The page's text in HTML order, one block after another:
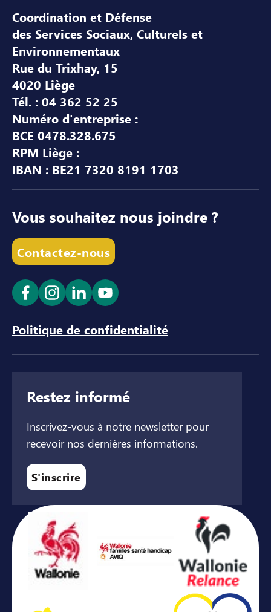
Coordination et Défense
des Services Sociaux, Culturels et
Environnementaux
Rue du Trixhay, 15
4020 Liège
Tél. : 04 362 52 25
Numéro d'entreprise :
BCE 0478.328.675
RPM Liège :
IBAN : BE21 7320 8191 1703
Vous souhaitez nous joindre ?
Contactez-nous
Ouvrir le lien dans un nouvel onglet
Ouvrir le lien dans un nouvel onglet
Ouvrir le lien dans un nouvel
Ouvrir le lien dans un
Politique de confidentialité
Restez informé
Inscrivez-vous à notre newsletter pour
recevoir nos dernières informations.
S'inscrire
Avec le soutien de ...